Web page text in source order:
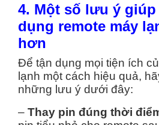
4. Một số lưu ý
dụng remote máy
hơn
Để tận dụng mọi tiện ích
lạnh một cách hiệu quả,
những lưu ý dưới đây:
– Thay pin đúng thời